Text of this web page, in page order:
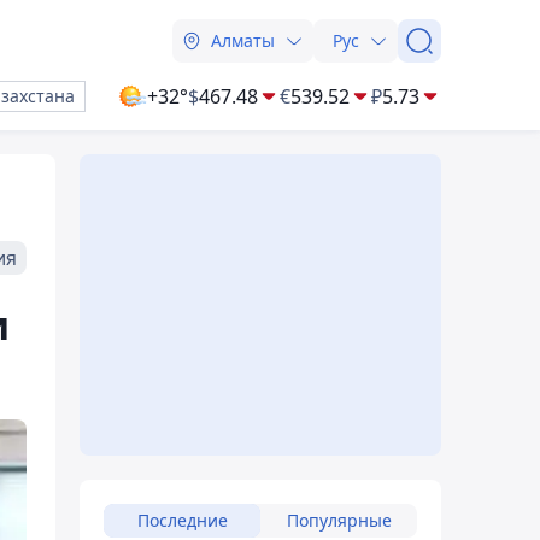
Алматы Рус
+32°$467.48 €539.52 ₽5.73
Последние Популярные